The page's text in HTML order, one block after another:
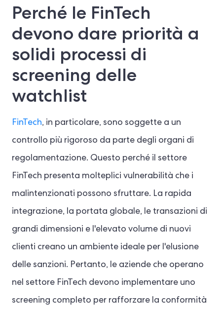
Perché le FinTech
devono dare priorità a
solidi processi di
screening delle
watchlist
FinTech, in particolare, sono soggette a un
controllo più rigoroso da parte degli organi di
regolamentazione. Questo perché il settore
FinTech presenta molteplici vulnerabilità che i
malintenzionati possono sfruttare. La rapida
integrazione, la portata globale, le transazioni di
grandi dimensioni e l'elevato volume di nuovi
clienti creano un ambiente ideale per l'elusione
delle sanzioni. Pertanto, le aziende che operano
nel settore FinTech devono implementare uno
screening completo per rafforzare la conformità